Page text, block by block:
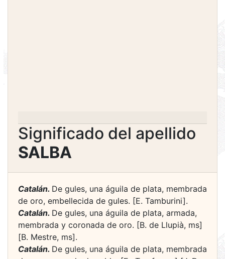
Significado del apellido
SALBA
Catalán. De gules, una águila de plata, membrada
de oro, embellecida de gules. [E. Tamburini].
Catalán. De gules, una águila de plata, armada,
membrada y coronada de oro. [B. de Llupià, ms]
[B. Mestre, ms].
Catalán. De gules, una águila de plata, membrada